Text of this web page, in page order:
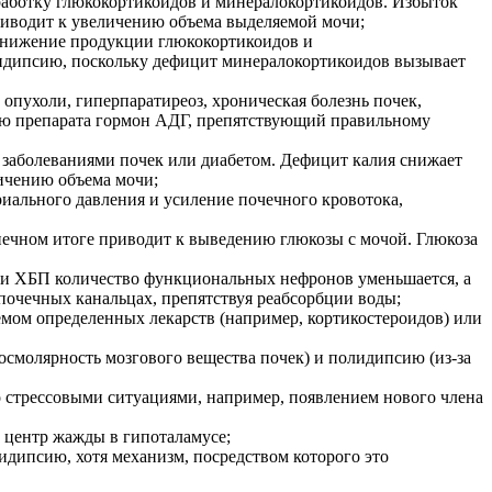
к увеличению объема выделяемой мочи;
продукции глюкокортикоидов и
поскольку дефицит минералокортикоидов вызывает
гиперпаратиреоз, хроническая болезнь почек,
препарата гормон АДГ, препятствующий правильному
почек или диабетом. Дефицит калия снижает
объема мочи;
давления и усиление почечного кровотока,
итоге приводит к выведению глюкозы с мочой. Глюкоза
количество функциональных нефронов уменьшается, а
канальцах, препятствуя реабсорбции воды;
определенных лекарств (например, кортикостероидов) или
мозгового вещества почек) и полидипсию (из-за
ситуациями, например, появлением нового члена
жажды в гипоталамусе;
хотя механизм, посредством которого это